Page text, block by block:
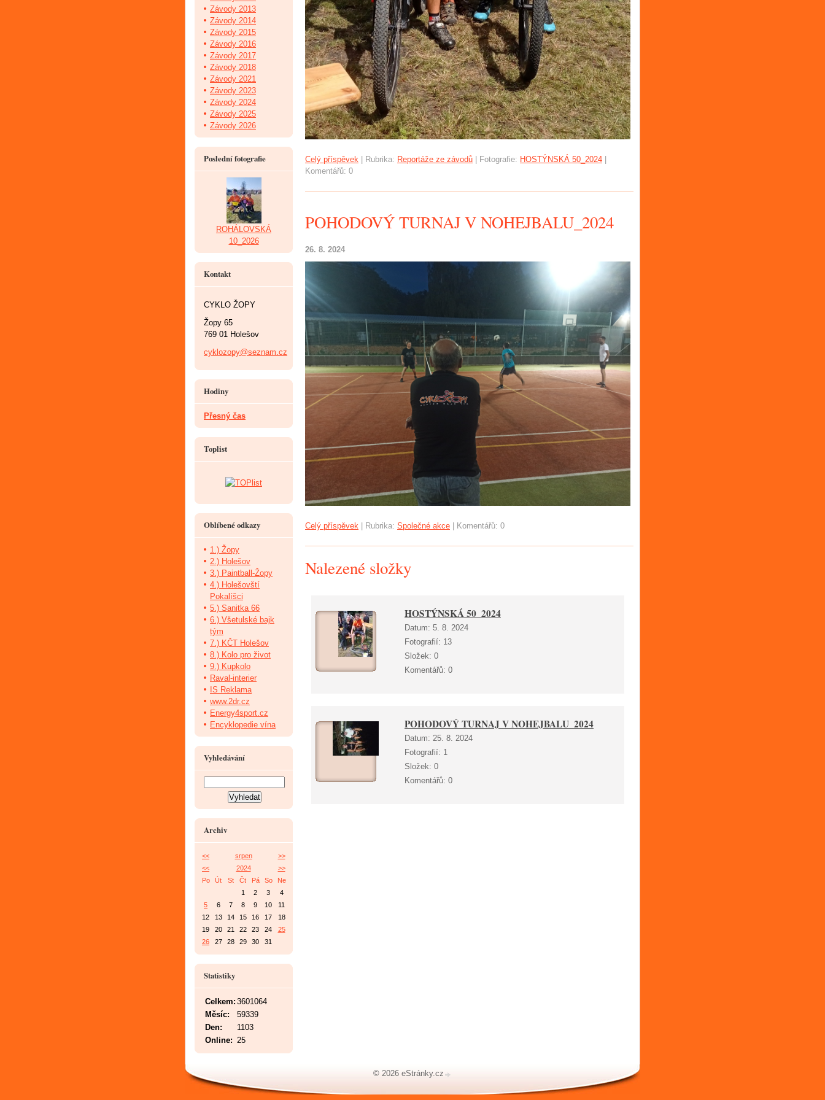
Celý příspěvek Rubrika: Reportáže ze závodů Fotografie: HOSTÝNSKÁ 50_2024
Komentářů: 0
POHODOVÝ TURNAJ V NOHEJBALU_2024
26. 8. 2024
Celý příspěvek Rubrika: Společné akce Komentářů: 0
Nalezené složky
HOSTÝNSKÁ 50_2024
Datum: 5. 8. 2024
Fotografií: 13
Složek: 0
Komentářů: 0
POHODOVÝ TURNAJ V NOHEJBALU_2024
Datum: 25. 8. 2024
Fotografií: 1
Složek: 0
Komentářů: 0
Závody 2013
Závody 2014
Závody 2015
Závody 2016
Závody 2017
Závody 2018
Závody 2021
Závody 2023
Závody 2024
Závody 2025
Závody 2026
Poslední fotografie
ROHÁLOVSKÁ
10_2026
Kontakt
CYKLO ŽOPY
Žopy 65
769 01 Holešov
cyklozopy@seznam.cz
Hodiny
Přesný čas
Toplist
Oblíbené odkazy
1.) Žopy
2.) Holešov
3.) Paintball-Žopy
4.) Holešovští
Pokalíšci
5.) Sanitka 66
6.) Všetulské bajk
tým
7.) KČT Holešov
8.) Kolo pro život
9.) Kupkolo
Raval-interier
IS Reklama
www.2dr.cz
Energy4sport.cz
Encyklopedie vína
Vyhledávání
Archiv
<< srpen
>>
<<
2024
>>
Po
Út St Čt Pá So
Ne
1
2 3
4
5
6 7 8 9 10
11
12
13 14 15 16 17
18
19
20 21 22 23 24
25
26
27 28 29 30 31
Statistiky
Online: 25
Celkem: 3601064
Měsíc:
59339
Den:
1103
© 2026 eStránky.cz